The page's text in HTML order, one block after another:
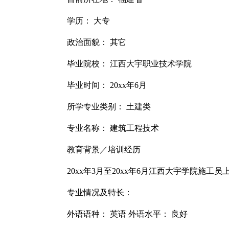
学历： 大专
政治面貌： 其它
毕业院校： 江西大宇职业技术学院
毕业时间： 20xx年6月
所学专业类别： 土建类
专业名称： 建筑工程技术
教育背景／培训经历
20xx年3月至20xx年6月江西大宇学院施工员
专业情况及特长：
外语语种： 英语 外语水平： 良好